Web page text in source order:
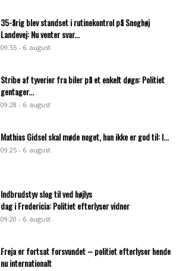
35-årig blev standset i rutinekontrol på Snoghøj
Landevej: Nu venter svar...
09:55 - 6. august
Stribe af tyverier fra biler på et enkelt døgn: Politiet
gentager...
09:28 - 6. august
Mathias Gidsel skal møde noget, han ikke er god til: I...
09:25 - 6. august
Indbrudstyv slog til ved højlys
dag i Fredericia: Politiet efterlyser vidner
09:20 - 6. august
Freja er fortsat forsvundet – politiet efterlyser hende
nu internationalt